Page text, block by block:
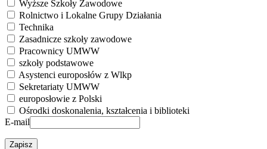
Wyższe Szkoły Zawodowe
Rolnictwo i Lokalne Grupy Działania
Technika
Zasadnicze szkoły zawodowe
Pracownicy UMWW
szkoły podstawowe
Asystenci europosłów z Wlkp
Sekretariaty UMWW
europosłowie z Polski
Ośrodki doskonalenia, kształcenia i biblioteki
E-mail